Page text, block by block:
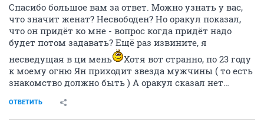
Спасибо большое вам за ответ. Можно узнать у вас,
что значит женат? Несвободен? Но оракул показал,
что он придёт ко мне - вопрос когда придёт надо
будет потом задавать? Ещё раз извините, я
несведущая в ци мень
Хотя вот странно, по 23 году
к моему огню Ян приходит звезда мужчины ( то есть
знакомство должно быть ) А оракул сказал нет…
ОТВЕТИТЬ